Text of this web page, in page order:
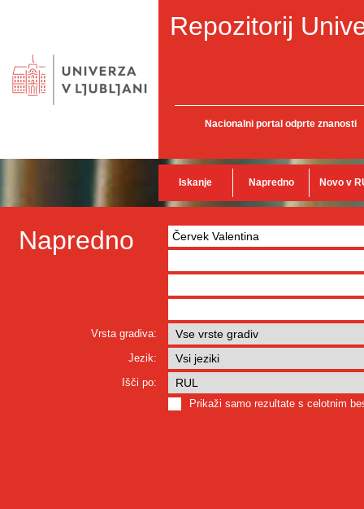
Repozitorij
Nacionalni portal odprte znanosti
Iskanje Napredno Novo v
Napredno
Vrsta gradiva:
Jezik:
Išči po:
Prikaži samo rezultate s celotnim